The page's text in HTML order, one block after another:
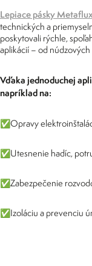
Lepiace pásky
technických a
poskytovali rýchle,
aplikácií – od
Vďaka jednoduchej
napríklad na:
✅Opravy
✅Utesnenie hadíc,
✅Zabezpečenie
✅Izoláciu a prevenciu